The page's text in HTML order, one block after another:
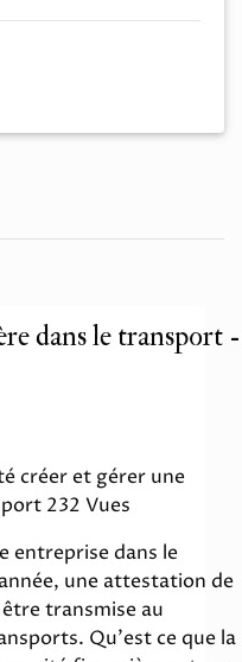
dans le transport -
créer et gérer une
232 Vues
entreprise dans le
une attestation de
transmise au
Qu'est ce que la